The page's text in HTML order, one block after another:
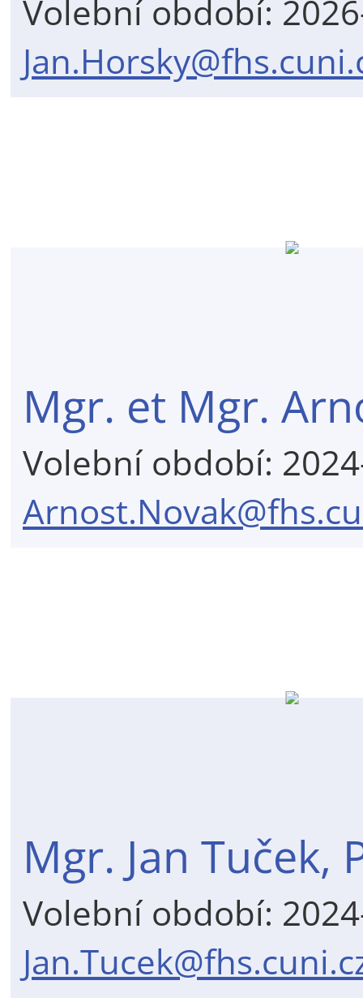
Volební období:
Mgr. et Mgr.
Volební období:
Mgr. Jan Tuček,
Volební období: